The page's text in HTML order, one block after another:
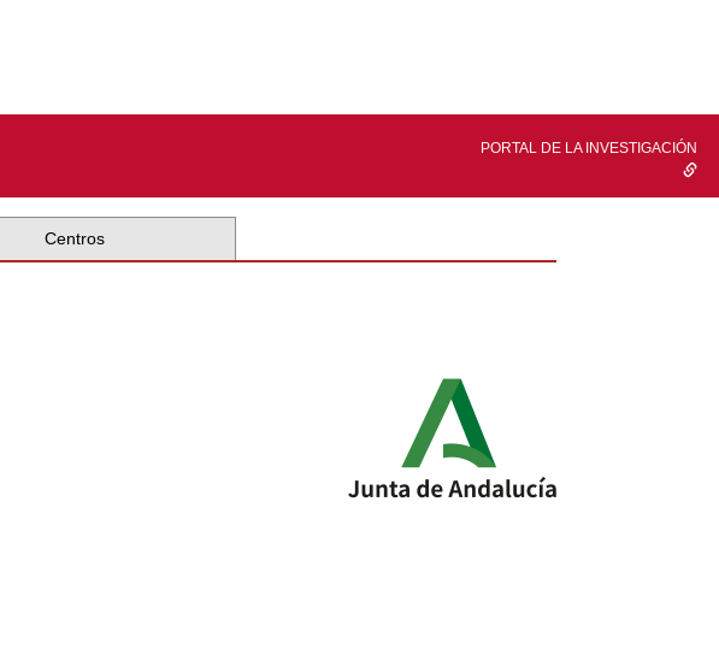
PORTAL DE LA INVESTIGACIÓN
Centros